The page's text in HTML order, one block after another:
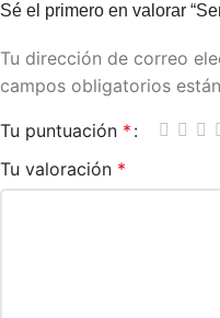
Sé el primero en valorar
Tu dirección de correo
campos obligatorios
Tu puntuación *
Tu valoración *